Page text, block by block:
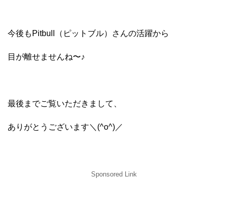
今後もPitbull（ピットブル）さんの活躍から
目が離せませんね〜♪
最後までご覧いただきまして、
ありがとうございます＼(^o^)／
Sponsored Link